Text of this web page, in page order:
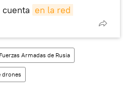
en la red
Fuerzas Armadas de Rusia
drones